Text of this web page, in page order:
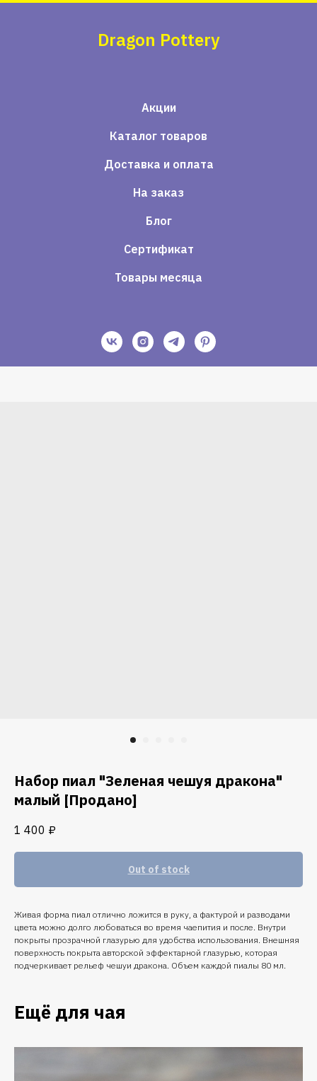
Dragon Pottery
Акции
Каталог товаров
Доставка и оплата
На заказ
Блог
Сертификат
Товары месяца
Набор пиал "Зеленая чешуя дракона"
малый [Продано]
1 400 ₽
Out of stock
Живая форма пиал отлично ложится в руку, а фактурой и разводами
цвета можно долго любоваться во время чаепития и после. Внутри
покрыты прозрачной глазурью для удобства использования. Внешняя
поверхность покрыта авторской эффектарной глазурью, которая
подчеркивает рельеф чешуи дракона. Объем каждой пиалы 80 мл.
Ещё для чая